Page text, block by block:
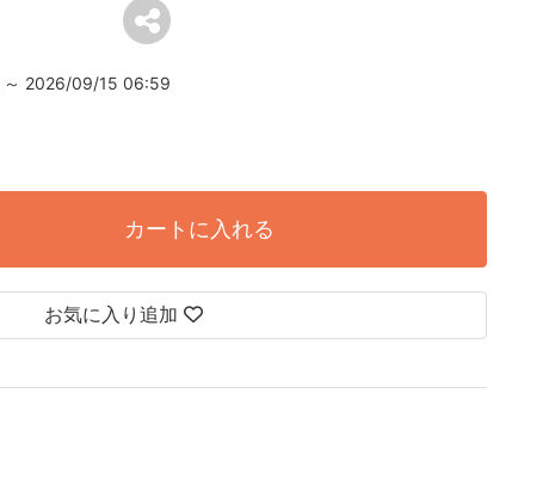
2026/09/15 06:59
カートに入れる
お気に入り追加